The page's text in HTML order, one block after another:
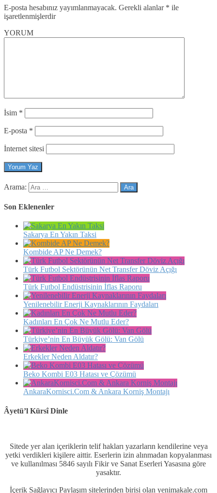
E-posta hesabınız yayımlanmayacak. Gerekli alanlar * ile
işaretlenmişlerdir
YORUM
İsim *
E-posta *
İnternet sitesi
Arama:
Son Eklenenler
Sakarya En Yakın Taksi
Kombide AP Ne Demek?
Türk Futbol Sektörünün Net Transfer Döviz Açığı
Türk Futbol Endüstrisinin İflas Raporu
Yenilenebilir Enerji Kaynaklarının Faydaları
Kadınları En Çok Ne Mutlu Eder?
Türkiye’nin En Büyük Gölü: Van Gölü
Erkekler Neden Aldatır?
Beko Kombi E03 Hatası ve Çözümü
AnkaraKornisci.Com & Ankara Korniş Montajı
Âyetü’l Kürsî Dinle
Sitede yer alan içeriklerin telif hakları yazarların kendilerine veya
yetki verdikleri kişilere aittir. Eserlerin izin alınmadan kopyalanması
ve kullanılması 5846 sayılı Fikir ve Sanat Eserleri Yasasına göre
yasaktır.
İçerik Sağlayıcı Paylaşım sitelerinden birisi olan yenimakale.com